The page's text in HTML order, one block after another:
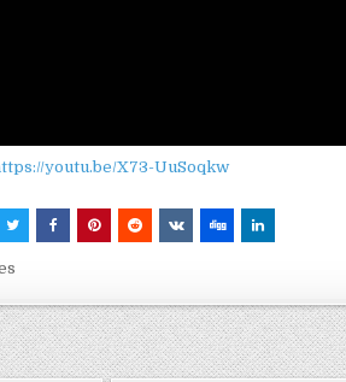
youtu.be/X73-UuSoqkw